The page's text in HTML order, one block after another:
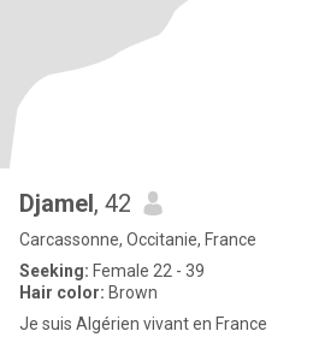
Djamel, 42
Carcassonne, Occitanie, France
Seeking: Female 22 - 39
Hair color: Brown
Je suis Algérien vivant en France